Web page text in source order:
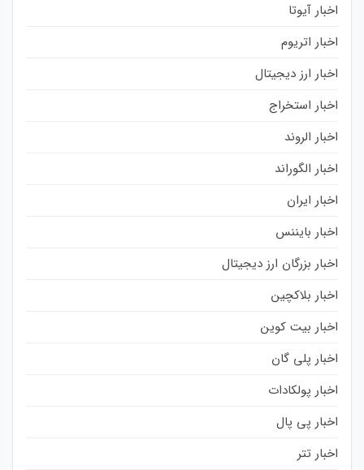
اخبار آیوتا
اخبار اتریوم
اخبار ارز دیجیتال
اخبار استخراج
اخبار الروند
اخبار الگوراند
اخبار ایران
اخبار بایننس
اخبار بزرگان ارز دیجیتال
اخبار بلاکچین
اخبار بیت کوین
اخبار پلی گان
اخبار پولکادات
اخبار پی پال
اخبار تتر